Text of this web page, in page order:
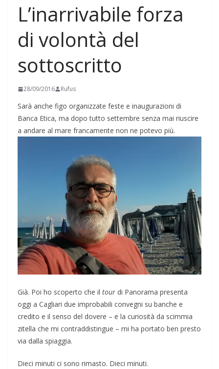
L’inarrivabile forza
di volontà del
sottoscritto
28/09/2016 Rufus
Sarà anche figo organizzate feste e inaugurazioni di
Banca Etica, ma dopo tutto settembre senza mai riuscire
a andare al mare francamente non ne potevo più.
Già. Poi ho scoperto che il tour di Panorama presenta
oggi a Cagliari due improbabili convegni su banche e
credito e il senso del dovere – e la curiosità da scimmia
zitella che mi contraddistingue – mi ha portato ben presto
via dalla spiaggia.
Dieci minuti ci sono rimasto. Dieci minuti.